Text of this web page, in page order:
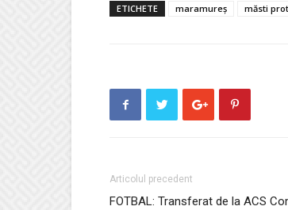
ETICHETE maramureș măsti
Articolul precedent
FOTBAL: Transferat de la ACS